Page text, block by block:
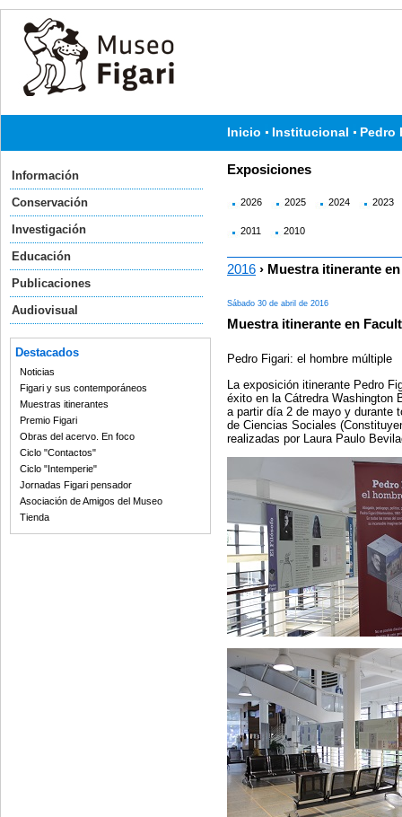
Inicio Institucional Pedro
Información
Conservación
Investigación
Educación
Publicaciones
Audiovisual
Destacados
Noticias
Figari y sus contemporáneos
Muestras itinerantes
Premio Figari
Obras del acervo. En foco
Ciclo "Contactos"
Ciclo "Intemperie"
Jornadas Figari pensador
Asociación de Amigos del Museo
Tienda
Exposiciones
2026 2025 2024 2023
2011 2010
2016 › Muestra itinerante
Sábado 30 de abril de 2016
Muestra itinerante en
Pedro Figari: el hombre múltiple
La exposición itinerante Pedro
éxito en la Cátredra Washington
a partir día 2 de mayo y durante
de Ciencias Sociales
realizadas por Laura Paulo